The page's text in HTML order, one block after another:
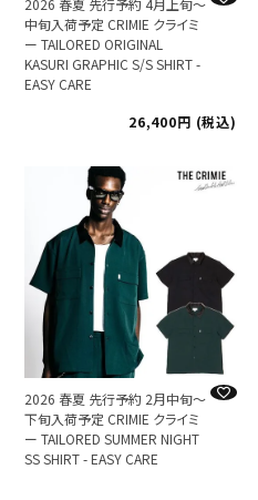
中旬入荷予定 CRIMIE クライミ
ー TAILORED ORIGINAL
KASURI GRAPHIC S/S SHIRT -
EASY CARE
26,400
税込
2026 春夏 先行予約 2月中旬～
下旬入荷予定 CRIMIE クライミ
ー TAILORED SUMMER NIGHT
SS SHIRT - EASY CARE